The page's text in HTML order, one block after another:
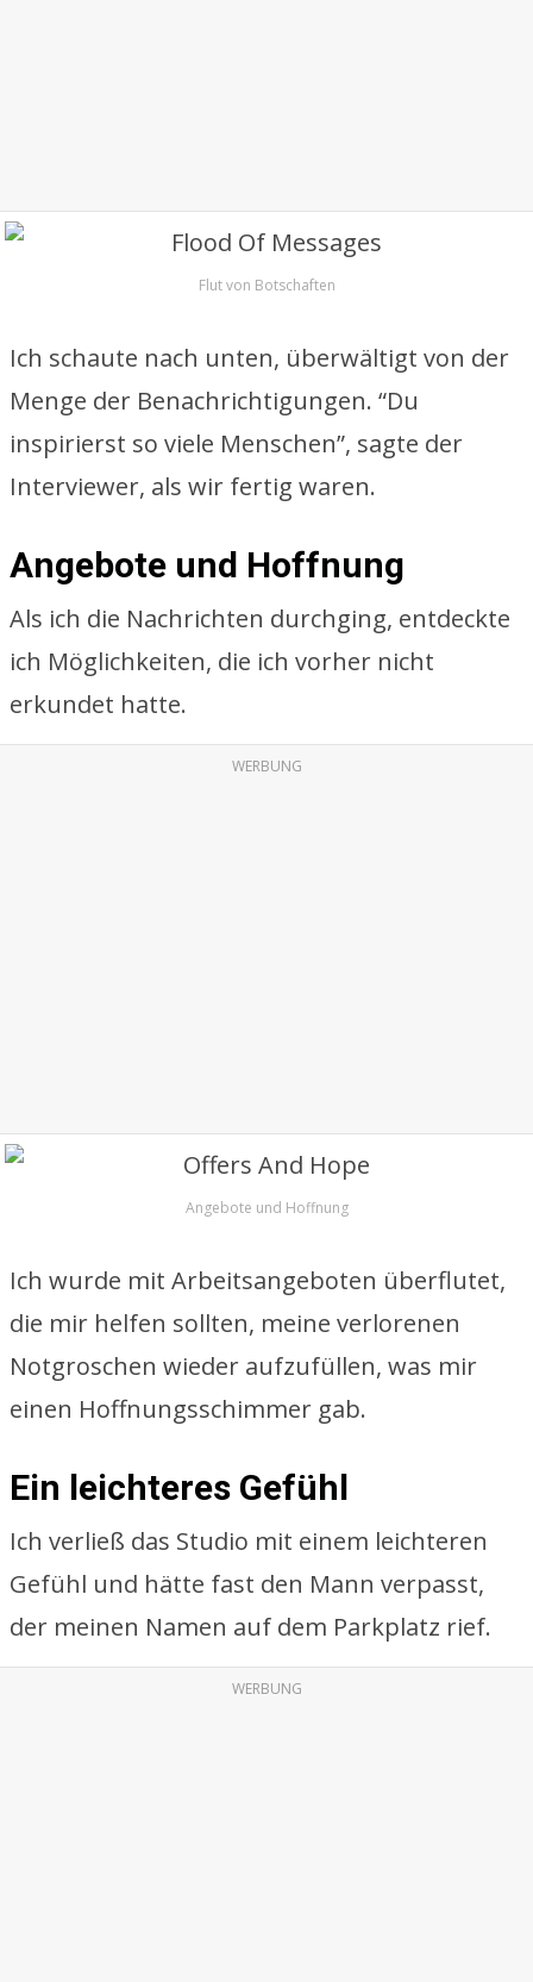
Flut von Botschaften
Ich schaute nach unten, überwältigt von der
Menge der Benachrichtigungen. “Du
inspirierst so viele Menschen”, sagte der
Interviewer, als wir fertig waren.
Angebote und Hoffnung
Als ich die Nachrichten durchging, entdeckte
ich Möglichkeiten, die ich vorher nicht
erkundet hatte.
WERBUNG
Angebote und Hoffnung
Ich wurde mit Arbeitsangeboten überflutet,
die mir helfen sollten, meine verlorenen
Notgroschen wieder aufzufüllen, was mir
einen Hoffnungsschimmer gab.
Ein leichteres Gefühl
Ich verließ das Studio mit einem leichteren
Gefühl und hätte fast den Mann verpasst,
der meinen Namen auf dem Parkplatz rief.
WERBUNG